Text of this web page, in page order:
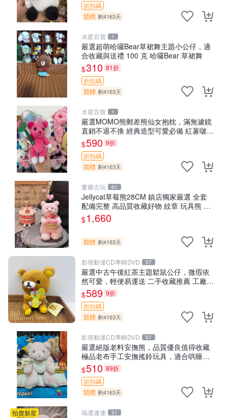
折扣碼
競標 剩4163天
水星百貨 1
嚴選超萌哈囉Bear草裙舞主題小公仔，適
合收藏與送禮 100 克 哈囉Bear 草裙舞
$310 81折
折扣碼
競標 剩4163天
水星百貨 1
嚴選MOMO熊郵差熊仙女抱枕，滿無濾鏡
直銷不退不換 經典造型可愛必備 紅薯啵啵
間抱枕 抱枕 時尚
$590 9折
折扣碼
競標 剩4163天
董爺古玩 61
Jellycat草莓熊28CM 鎮店獨家嚴選 全套
配備完整 高品質收藏好物 紋章 玩具熊 定
制熊
$1,660
競標 剩4163天
影視動漫CD專輯DVD 57
嚴選中古午後紅茶主題鬆鼠公仔，微瑕依
然可愛，輕便易運送 二手收藏推薦 工廠直
營 快遞到府 中古 玩偶 公仔
$589 9折
折扣碼
競標 剩4163天
影視動漫CD專輯DVD 57
嚴選絕版老料安撫熊，品質優良值得收藏
極品老布手工安撫搖鈴玩具，適合哄睡寶
貝 超柔老料搖鈴熊，專為孩子設計的安心
伴護 推薦絕版老布製工藝搖鈴熊，可當作
童
$510 89折
折扣碼
競標 剩4163天
拍賣新星 福運連連 31